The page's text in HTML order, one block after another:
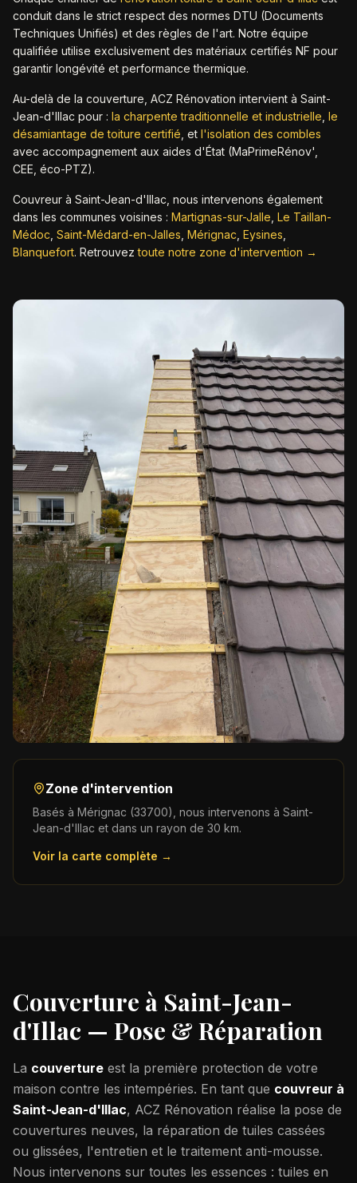
conduit dans le strict respect des normes DTU (Documents
Techniques Unifiés) et des règles de l'art. Notre équipe
qualifiée utilise exclusivement des matériaux certifiés NF pour
garantir longévité et performance thermique.
Au-delà de la couverture, ACZ Rénovation intervient à Saint-
Jean-d'Illac pour : la charpente traditionnelle et industrielle le
désamiantage de toiture certifié et l'isolation des combles
avec accompagnement aux aides d'État (MaPrimeRénov',
CEE, éco-PTZ).
Couvreur à Saint-Jean-d'Illac , nous intervenons également
dans les communes voisines : Martignas-sur-Jalle Le Taillan-
Médoc Saint-Médard-en-Jalles Mérignac Eysines
Blanquefort. Retrouveztoute notre zone d'intervention →
Zone d'intervention
Basés à Mérignac (33700), nous intervenons à Saint-
Jean-d'Illac et dans un rayon de 30 km.
Voir la carte complète →
Couverture à Saint-Jean-
d'Illac — Pose & Réparation
La couverture est la première protection de votre
maison contre les intempéries. En tant que couvreur à
Saint-Jean-d'Illac, ACZ Rénovation réalise la pose de
couvertures neuves, la réparation de tuiles cassées
ou glissées, l'entretien et le traitement anti-mousse.
Nous intervenons sur toutes les essences : tuiles en